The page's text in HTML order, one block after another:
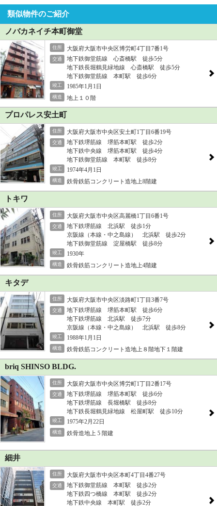
類似物件のご紹介
ノバカネイチ本町御堂
住所 大阪府大阪市中央区博労町4丁目7番1号
交通
地下鉄御堂筋線 心斎橋駅 徒歩5分
地下鉄長堀鶴見緑地線 心斎橋駅 徒歩5分
地下鉄御堂筋線 本町駅 徒歩6分
竣工 1985年1月1日
構造 地上１０階
プロパレス安土町
住所 大阪府大阪市中央区安土町1丁目6番19号
交通
地下鉄堺筋線 堺筋本町駅 徒歩2分
地下鉄中央線 堺筋本町駅 徒歩4分
地下鉄御堂筋線 本町駅 徒歩8分
竣工 1974年4月1日
構造 鉄骨鉄筋コンクリート造地上8階建
トキワ
住所 大阪府大阪市中央区高麗橋1丁目6番1号
交通
地下鉄堺筋線 北浜駅 徒歩1分
京阪線（本線・中之島線） 北浜駅 徒歩2分
地下鉄御堂筋線 淀屋橋駅 徒歩8分
竣工 1930年
構造 鉄骨鉄筋コンクリート造地上4階建
キタデ
住所 大阪府大阪市中央区淡路町1丁目3番7号
交通
地下鉄堺筋線 堺筋本町駅 徒歩6分
地下鉄堺筋線 北浜駅 徒歩7分
京阪線（本線・中之島線） 北浜駅 徒歩8分
竣工 1988年1月1日
構造 鉄骨鉄筋コンクリート造地上８階地下１階建
briq SHINSO BLDG.
住所 大阪府大阪市中央区博労町1丁目2番17号
交通
地下鉄堺筋線 堺筋本町駅 徒歩6分
地下鉄堺筋線 長堀橋駅 徒歩8分
地下鉄長堀鶴見緑地線 松屋町駅 徒歩10分
竣工 1975年2月22日
構造 鉄骨造地上 5 階建
細井
住所 大阪府大阪市中央区本町4丁目4番27号
交通
地下鉄御堂筋線 本町駅 徒歩2分
地下鉄四つ橋線 本町駅 徒歩2分
地下鉄中央線 本町駅 徒歩2分